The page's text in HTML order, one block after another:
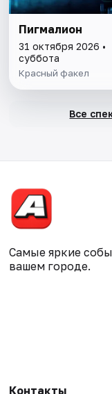
Пигмалион
31 октября 2026 •
суббота
Красный факел
Все
Самые яркие
вашем городе.
Контакты